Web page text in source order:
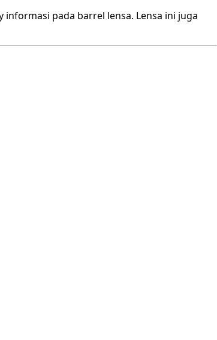
pada barrel lensa. Lensa ini juga